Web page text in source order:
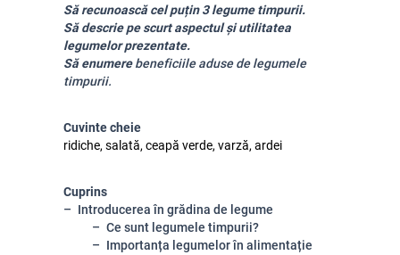
Să recunoască cel puțin 3 legume timpurii.
Să descrie pe scurt aspectul și utilitatea
legumelor prezentate.
Să enumerebeneficiile aduse de legumele
timpurii.
Cuvinte cheie
ridiche, salată, ceapă verde, varză, ardei
Cuprins
Introducerea în grădina de legume
Ce sunt legumele timpurii?
Importanța legumelor în alimentație